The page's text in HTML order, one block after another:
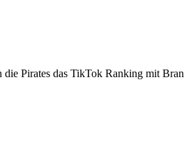
Pirates das TikTok Ranking mit